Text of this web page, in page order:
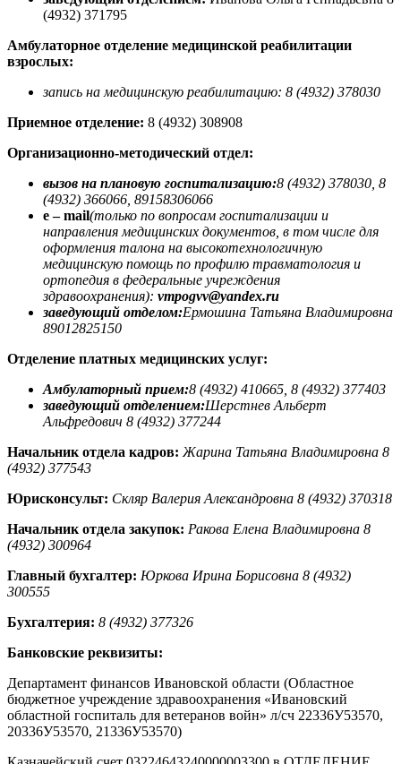
(4932) 371795
Амбулаторное отделение медицинской реабилитации
взрослых:
запись на медицинскую реабилитацию: 8 (4932) 378030
Приемное отделение: 8 (4932) 308908
Организационно-методический отдел:
вызов на плановую госпитализацию:8 (4932) 378030, 8
(4932) 366066, 89158306066
e – mail(только по вопросам госпитализации и
направления медицинских документов, в том числе для
оформления талона на высокотехнологичную
медицинскую помощь по профилю травматология и
ортопедия в федеральные учреждения
здравоохранения): vmpogvv@yandex.ru
заведующий отделом:Ермошина Татьяна Владимировна
89012825150
Отделение платных медицинских услуг:
Амбулаторный прием:8 (4932) 410665, 8 (4932) 377403
заведующий отделением:Шерстнев Альберт
Альфредович 8 (4932) 377244
Начальник отдела кадров: Жарина Татьяна Владимировна 8
(4932) 377543
Юрисконсульт: Скляр Валерия Александровна 8 (4932) 370318
Начальник отдела закупок: Ракова Елена Владимировна 8
(4932) 300964
Главный бухгалтер: Юркова Ирина Борисовна 8 (4932)
300555
Бухгалтерия: 8 (4932) 377326
Банковские реквизиты:
Департамент финансов Ивановской области (Областное
бюджетное учреждение здравоохранения «Ивановский
областной госпиталь для ветеранов войн» л/сч 22336У53570,
20336У53570, 21336У53570)